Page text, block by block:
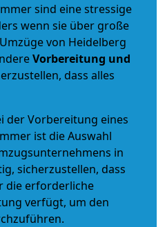
sind eine stressige
wenn sie über große
von Heidelberg
Vorbereitung und
dass alles
der Vorbereitung eines
ist die Auswahl
in
sicherzustellen, dass
die erforderliche
verfügt, um den